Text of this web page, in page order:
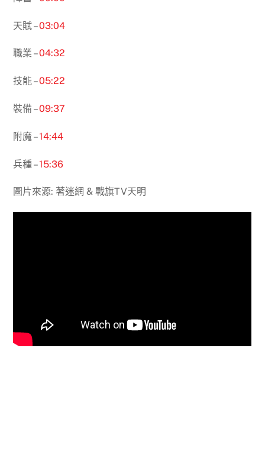
天賦 –03:04
職業 –04:32
技能 –05:22
裝備 –09:37
附魔 –14:44
兵種 –15:36
圖片來源: 著迷網 & 戰旗TV天明